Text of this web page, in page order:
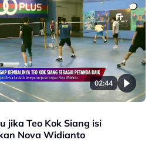
02:44
jika Teo Kok Siang isi
Nova Widianto